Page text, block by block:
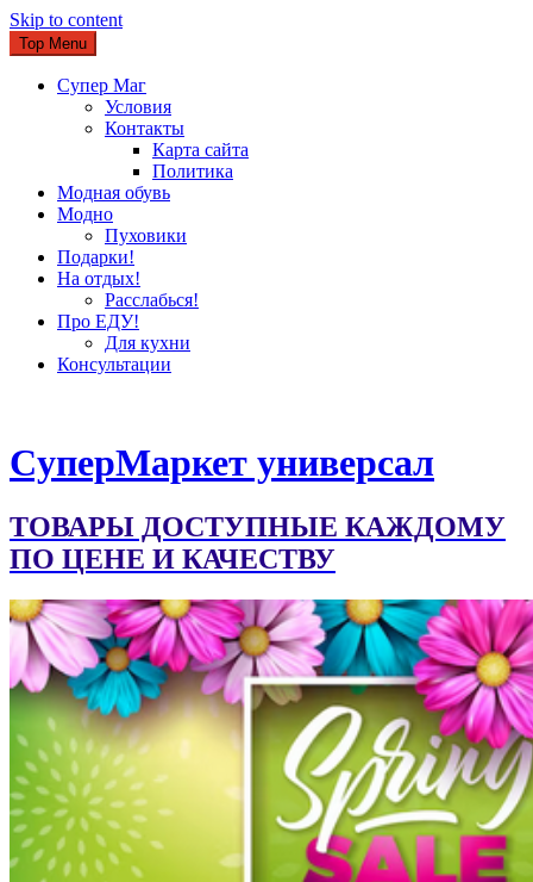
Skip to content
Top Menu
Супер Маг
Условия
Контакты
Карта сайта
Политика
Модная обувь
Модно
Пуховики
Подарки!
На отдых!
Расслабься!
Про ЕДУ!
Для кухни
Консультации
CуперМаркет универсал
ТОВАРЫ ДОСТУПНЫЕ КАЖДОМУ
ПО ЦЕНЕ И КАЧЕСТВУ